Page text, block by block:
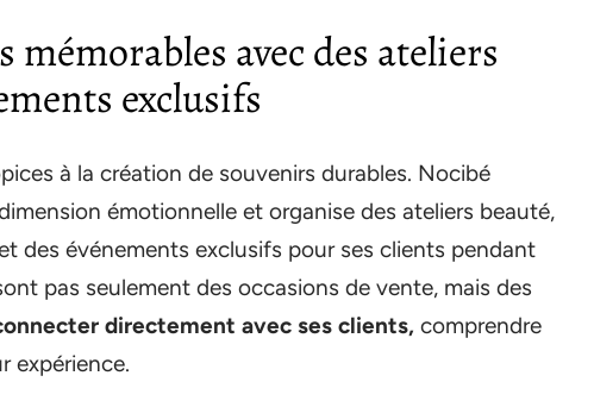
mémorables avec des ateliers
exclusifs
à la création de souvenirs durables. Nocibé
émotionnelle et organise des ateliers beauté,
des événements exclusifs pour ses clients pendant
pas seulement des occasions de vente, mais des
directement avec ses clients, comprendre
expérience.